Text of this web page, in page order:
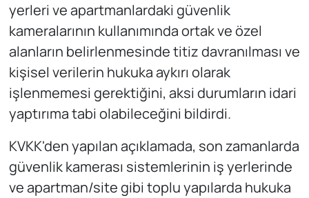
yerleri ve apartmanlardaki güvenlik
kameralarının kullanımında ortak ve özel
alanların belirlenmesinde titiz davranılması ve
kişisel verilerin hukuka aykırı olarak
işlenmemesi gerektiğini, aksi durumların idari
yaptırıma tabi olabileceğini bildirdi.
KVKK'den yapılan açıklamada, son zamanlarda
güvenlik kamerası sistemlerinin iş yerlerinde
ve apartman/site gibi toplu yapılarda hukuka